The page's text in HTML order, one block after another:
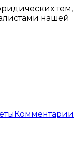
тем,
нашей
Комментарии